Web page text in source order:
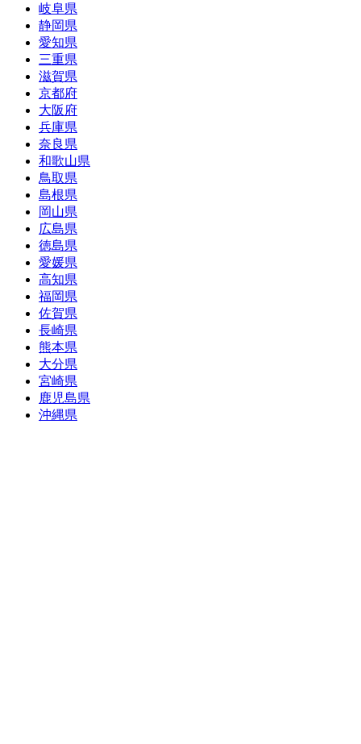
岐阜県
静岡県
愛知県
三重県
滋賀県
京都府
大阪府
兵庫県
奈良県
和歌山県
鳥取県
島根県
岡山県
広島県
徳島県
愛媛県
高知県
福岡県
佐賀県
長崎県
熊本県
大分県
宮崎県
鹿児島県
沖縄県